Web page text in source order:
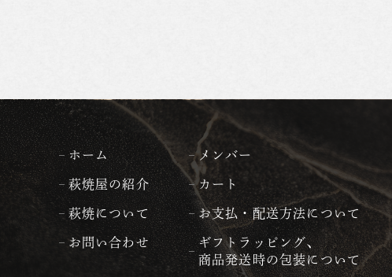
ホーム
萩焼屋の紹介
萩焼について
お問い合わせ
メンバー
カート
お支払・配送方法について
ギフトラッピング、
商品発送時の包装について